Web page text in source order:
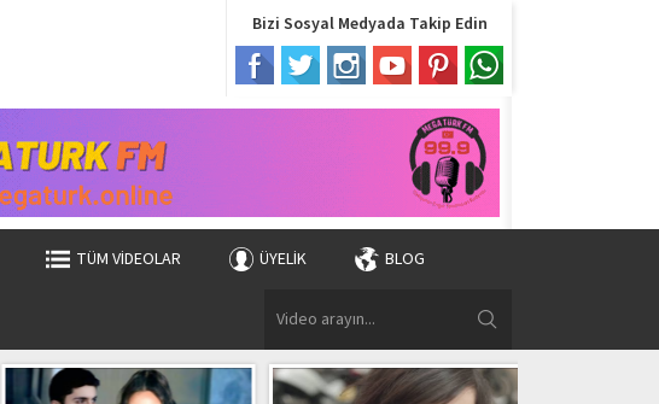
Bizi Sosyal Medyada Takip Edin
TÜM VIDEOLAR ÜYELIK BLOG